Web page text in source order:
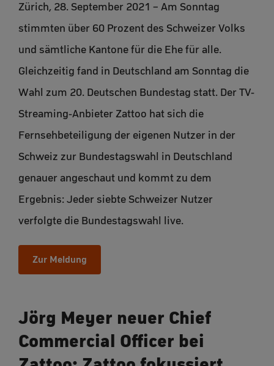
Zürich, 28. September 2021 – Am Sonntag
stimmten über 60 Prozent des Schweizer Volks
und sämtliche Kantone für die Ehe für alle.
Gleichzeitig fand in Deutschland am Sonntag die
Wahl zum 20. Deutschen Bundestag statt. Der TV-
Streaming-Anbieter Zattoo hat sich die
Fernsehbeteiligung der eigenen Nutzer in der
Schweiz zur Bundestagswahl in Deutschland
genauer angeschaut und kommt zu dem
Ergebnis: Jeder siebte Schweizer Nutzer
verfolgte die Bundestagswahl live.
Zur Meldung
Jörg Meyer neuer Chief
Commercial Officer bei